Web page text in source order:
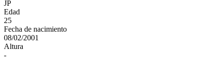
JP
Edad
25
Fecha de nacimiento
08/02/2001
Altura
-